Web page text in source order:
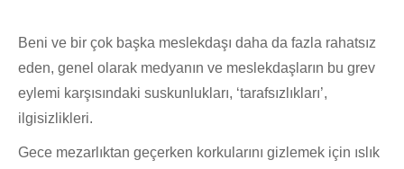
Beni ve bir çok başka meslekdaşı daha da fazla rahatsız
eden, genel olarak medyanın ve meslekdaşların bu grev
eylemi karşısındaki suskunlukları, ‘tarafsızlıkları’,
ilgisizlikleri.
Gece mezarlıktan geçerken korkularını gizlemek için ıslık